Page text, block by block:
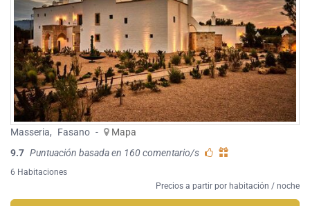
Masseria, Fasano -
Mapa
9.7 Puntuación basada en 160 comentario/s
6 Habitaciones
Precios a partir por habitación / noche